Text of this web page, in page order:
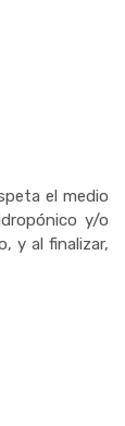
el medio
y/o
y al finalizar,